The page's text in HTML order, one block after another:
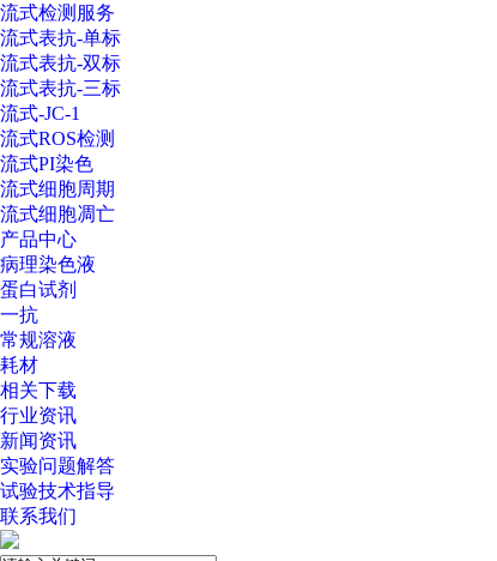
流式检测服务
流式表抗-单标
流式表抗-双标
流式表抗-三标
流式-JC-1
流式ROS检测
流式PI染色
流式细胞周期
流式细胞凋亡
产品中心
病理染色液
蛋白试剂
一抗
常规溶液
耗材
相关下载
行业资讯
新闻资讯
实验问题解答
试验技术指导
联系我们